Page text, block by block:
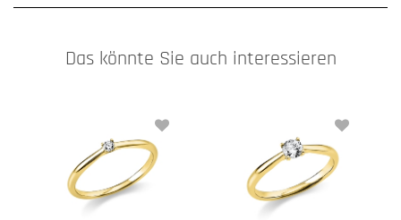
Das könnte Sie auch interessieren